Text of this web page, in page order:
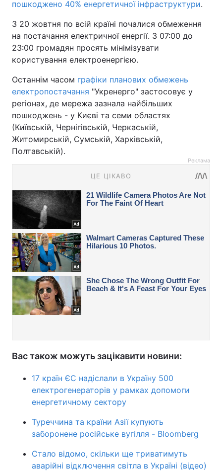
пошкоджено 40% енергетичної інфраструктури.
З 20 жовтня по всій країні почалися обмеження
на постачання електричної енергії. З 07:00 до
23:00 громадян просять мінімізувати
користування електроенергією.
Останнім часом графіки планових обмежень
електропостачання "Укренерго" застосовує у
регіонах, де мережа зазнала найбільших
пошкоджень - у Києві та семи областях
(Київській, Чернігівській, Черкаській,
Житомирській, Сумській, Харківській,
Полтавській).
Реклама
Вас також можуть зацікавити новини:
17 країн ЄС надіслали в Україну 500
електрогенераторів у рамках допомоги
енергетичному сектору
Туреччина та країни Азії купують
заборонене російське вугілля - Bloomberg
Стало відомо, скільки ще триватимуть
аварійні відключення світла в Україні (відео)